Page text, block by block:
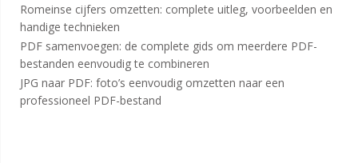
Romeinse cijfers omzetten: complete uitleg, voorbeelden en
handige technieken
PDF samenvoegen: de complete gids om meerdere PDF-
bestanden eenvoudig te combineren
JPG naar PDF: foto’s eenvoudig omzetten naar een
professioneel PDF-bestand